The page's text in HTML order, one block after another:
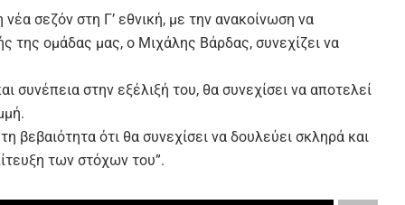
σεζόν στη Γ’ εθνική, με την ανακοίνωση να
της ομάδας μας, ο Μιχάλης Βάρδας, συνεχίζει να
συνέπεια στην εξέλιξή του, θα συνεχίσει να αποτελεί
βεβαιότητα ότι θα συνεχίσει να δουλεύει σκληρά και
των στόχων του”.